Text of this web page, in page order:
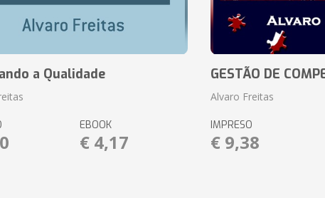
a Qualidade
EBOOK
€ 4,17
GESTÃO DE
Alvaro Freitas
IMPRESO
€ 9,38